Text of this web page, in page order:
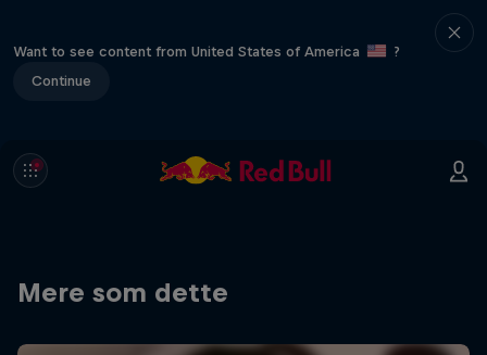
Want to see content from United States of America
?
Continue
Mere som dette